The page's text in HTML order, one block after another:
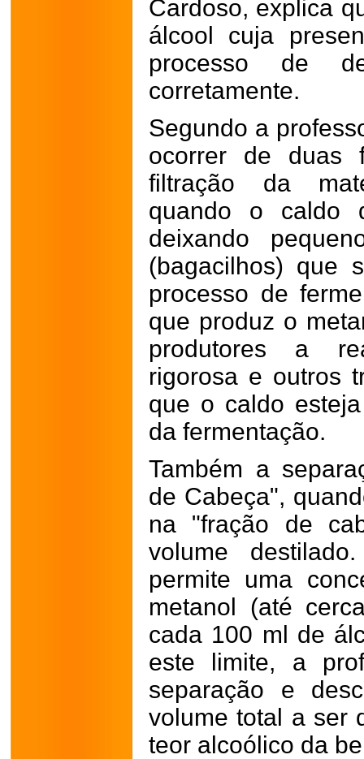
Cardoso, explica
álcool cuja
processo de
corretamente.
Segundo a
ocorrer de duas
filtração da
quando o caldo
deixando
(bagacilhos) que
processo de
que produz o
produtores a
rigorosa e outros
que o caldo
da fermentação.
Também a
de Cabeça",
na "fração de
volume
permite uma
metanol (até
cada 100 ml de
este limite, a
separação e
volume total a ser
teor alcoólico da